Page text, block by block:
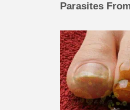
Parasites